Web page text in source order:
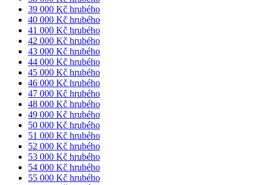
39 000 Kč hrubého
40 000 Kč hrubého
41 000 Kč hrubého
42 000 Kč hrubého
43 000 Kč hrubého
44 000 Kč hrubého
45 000 Kč hrubého
46 000 Kč hrubého
47 000 Kč hrubého
48 000 Kč hrubého
49 000 Kč hrubého
50 000 Kč hrubého
51 000 Kč hrubého
52 000 Kč hrubého
53 000 Kč hrubého
54 000 Kč hrubého
55 000 Kč hrubého